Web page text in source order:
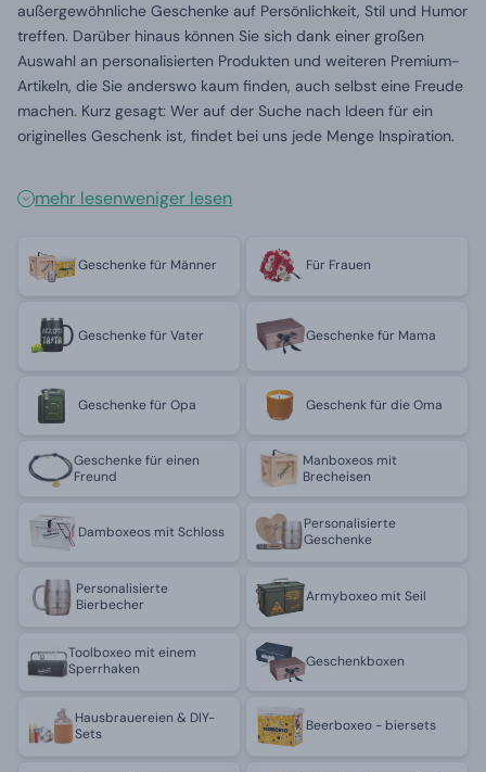
außergewöhnliche Geschenke auf Persönlichkeit, Stil und Humor
treffen. Darüber hinaus können Sie sich dank einer großen
Auswahl an personalisierten Produkten und weiteren Premium-
Artikeln, die Sie anderswo kaum finden, auch selbst eine Freude
machen. Kurz gesagt: Wer auf der Suche nach Ideen für ein
originelles Geschenk ist, findet bei uns jede Menge Inspiration.
mehr lesenweniger lesen
Geschenke für Männer Für Frauen
Geschenke für Vater Geschenke für Mama
Geschenke für Opa Geschenk für die Oma
Geschenke für einen
Freund
Manboxeos mit
Brecheisen
Damboxeos mit Schloss
Personalisierte
Geschenke
Personalisierte
Bierbecher
Armyboxeo mit Seil
Toolboxeo mit einem
Sperrhaken
Geschenkboxen
Hausbrauereien & DIY-
Sets
Beerboxeo - biersets